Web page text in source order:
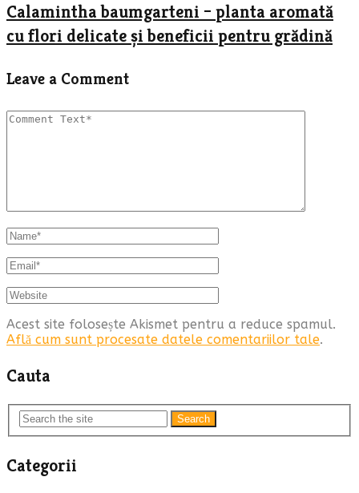
Calamintha baumgarteni – planta aromată
cu flori delicate și beneficii pentru grădină
Leave a Comment
Acest site folosește Akismet pentru a reduce spamul.
Află cum sunt procesate datele comentariilor tale.
Cauta
Search
Categorii